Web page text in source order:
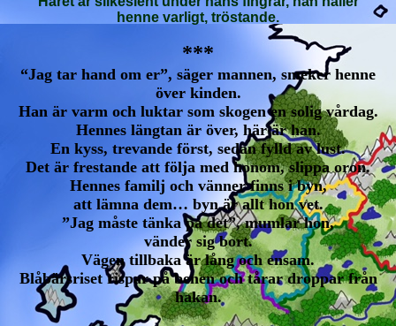
henne varligt, tröstande.
***
“Jag tar hand om er”, säger mannen, smeker henne
över kinden.
Han är varm och luktar som skogen en solig vårdag.
Hennes längtan är över, här är han.
En kyss, trevande först, sedan fylld av lust.
Det är frestande att följa med honom, slippa oron.
Hennes familj och vänner finns i byn,
att lämna dem… byn är allt hon vet.
”Jag måste tänka på det”, mumlar hon,
vänder sig bort.
Vägen tillbaka är lång och ensam.
Blåbärsriset rispar på benen och tårar droppar från
hakan.